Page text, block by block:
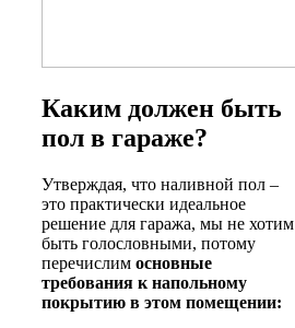
Каким должен быть
пол в гараже?
Утверждая, что наливной пол –
это практически идеальное
решение для гаража, мы не хотим
быть голословными, потому
перечислим основные
требования к напольному
покрытию в этом помещении: